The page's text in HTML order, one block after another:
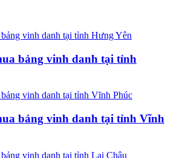
bảng vinh danh tại tỉnh
bảng vinh danh tại tỉnh Vĩnh